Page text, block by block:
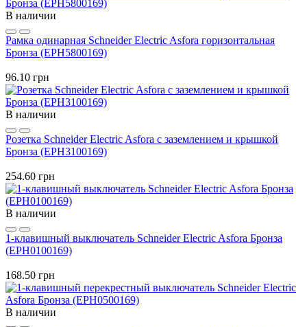
В наличии
Рамка одинарная Schneider Electric Asfora горизонтальная
Бронза (EPH5800169)
96.10 грн
В наличии
Розетка Schneider Electric Asfora с заземлением и крышкой
Бронза (EPH3100169)
254.60 грн
В наличии
1-клавишный выключатель Schneider Electric Asfora Бронза
(EPH0100169)
168.50 грн
В наличии